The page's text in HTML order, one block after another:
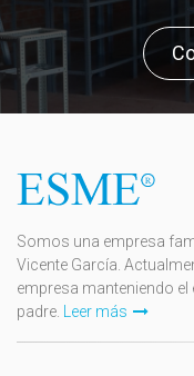
Somos una empresa
Vicente García.
empresa manteniendo el
padre.
Leer más